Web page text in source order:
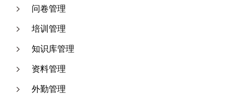
问卷管理
培训管理
知识库管理
资料管理
外勤管理